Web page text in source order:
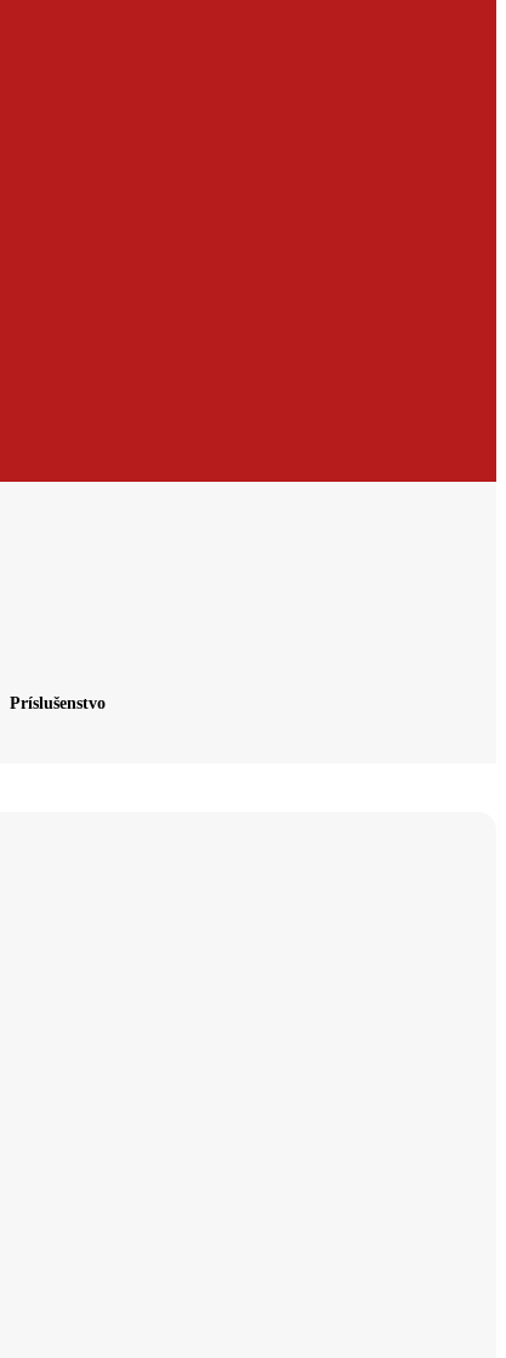
Príslušenstvo